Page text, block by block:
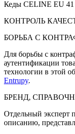
Кеды CELINE EU 41
КОНТРОЛЬ
БОРЬБА С
Для борьбы с
аутентификации
технологии в этой
Entrupy.
БРЕНД,
Отдельный эксперт
описанию,